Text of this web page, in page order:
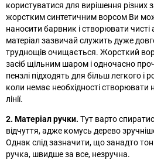
користуватися для вирішення різних
жорстким синтетичним ворсом Ви
наносити барвник і створювати чисті
матеріал зазвичай служить дуже
труднощів очищається. Жорсткий
засіб щільним шаром і одночасно
пензлі підходять для більш легкого і
коли немає необхідності створювати
лінії.
2. Матеріал ручки. Тут варто
відчуття, адже комусь дерево
Однак слід зазначити, що занадто
ручка, швидше за все, незручна.